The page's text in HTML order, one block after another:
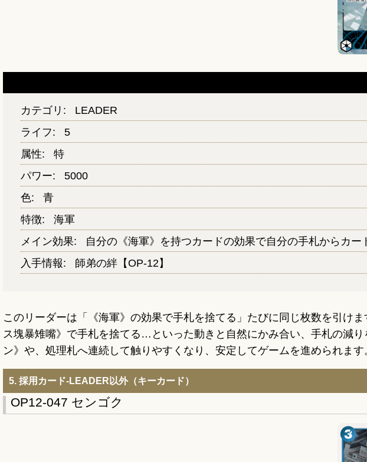
カテゴリ:
LEADER
ライフ:
5
属性:
特
パワー:
5000
色:
青
特徴:
海軍
メイン効果:
自分の《海軍》を持つカードの効果で自分の手札からカー
入手情報:
師弟の絆【OP-12】
このリーダーは「《海軍》の効果で手札を捨てる」たびに同じ枚数を引け
ス塊暴雉嘴》で手札を捨てる…といった動きと自然にかみ合い、手札の減
ン》や、処理札へ連続して触りやすくなり、安定してゲームを進められます
5. 採用カード‐LEADER以外（キーカード）
OP12-047 センゴク